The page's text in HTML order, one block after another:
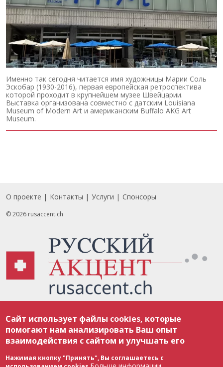
Именно так сегодня читается имя художницы Марии Соль
Эскобар (1930-2016), первая европейская ретроспектива
которой проходит в крупнейшем музее Швейцарии.
Выставка организована совместно с датским Louisiana
Museum of Modern Art и американским Buffalo AKG Art
Museum.
Footer
О проекте Контакты Услуги Спонсоры
© 2026 rusaccent.ch
соответствии с законодательством Швейцарии об авторском праве и
международными соглашениями. Полное или частичное использование
материалов возможно только с разрешения редакции. В случае полного
или частичного воспроизведения материалов сайта rusaccent.ch,
ОБЯЗАТЕЛЬНА АКТИВНАЯ ГИПЕРССЫЛКА на конкретный заимствованный
текст. Фотоизображения, размещенные редакцией rusaccent.ch, являются
ее исключительной собственностью. Полное или частичное
Сайт использует файлы cookies, которые
помогают нам анализировать Ваш опыт
взаимодействия с сайтом и улучшать его
Нажимая кнопку "Принять", Вы соглашаетесь с